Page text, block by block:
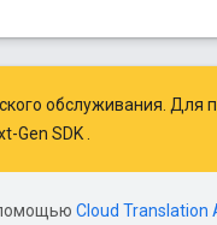
обслуживания.
Gen SDK
Cloud Translation